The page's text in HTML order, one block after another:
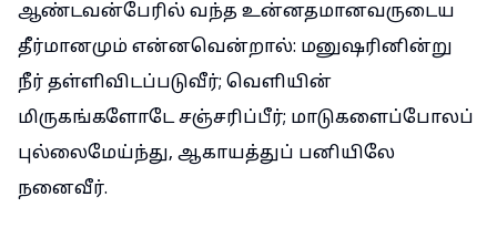
ஆண்டவன்பேரில் வந்த உன்னதமானவருடைய
தீர்மானமும் என்னவென்றால்: மனுஷரினின்று
நீர் தள்ளிவிடப்படுவீர்; வெளியின்
மிருகங்களோடே சஞ்சரிப்பீர்; மாடுகளைப்போலப்
புல்லைமேய்ந்து, ஆகாயத்துப் பனியிலே
நனைவீர்.